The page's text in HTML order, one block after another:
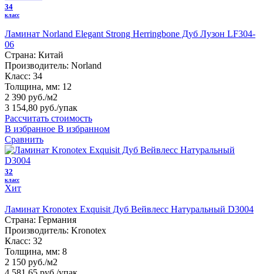
34
класс
Ламинат Norland Elegant Strong Herringbone Дуб Лузон LF304-
06
Страна: Китай
Производитель: Norland
Класс: 34
Толщина, мм: 12
2 390 руб./м2
3 154,80 руб./упак
Рассчитать стоимость
В избранное В избранном
Сравнить
32
класс
Хит
Ламинат Kronotex Exquisit Дуб Вейвлесс Натуральный D3004
Страна: Германия
Производитель: Kronotex
Класс: 32
Толщина, мм: 8
2 150 руб./м2